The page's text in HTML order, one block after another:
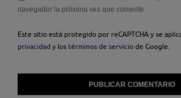
navegador la próxima vez que comente.
Este sitio está protegido por reCAPTCHA y se
privacidad y los términos de servicio de Google.